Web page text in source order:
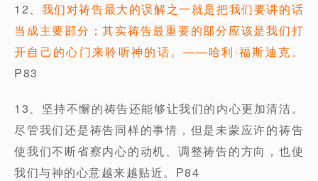
12、 我们对祷告最大的误解之一就是把我们要讲的话
当成主要部分；其实祷告最重要的部分应该是我们打
开自己的心门来聆听神的话。——哈利·福斯迪克。
P83
13、坚持不懈的祷告还能够让我们的内心更加清洁。
尽管我们还是祷告同样的事情，但是未蒙应许的祷告
使我们不断省察内心的动机、调整祷告的方向，也使
我们与神的心意越来越贴近。P84